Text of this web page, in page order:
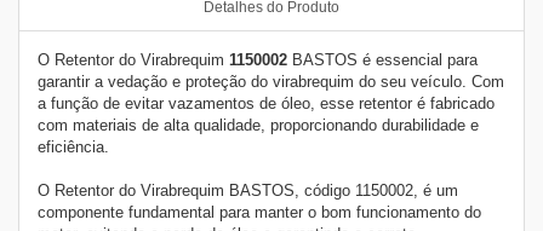
Detalhes do Produto
O Retentor do Virabrequim 1150002 BASTOS é essencial para
garantir a vedação e proteção do virabrequim do seu veículo. Com
a função de evitar vazamentos de óleo, esse retentor é fabricado
com materiais de alta qualidade, proporcionando durabilidade e
eficiência.
O Retentor do Virabrequim BASTOS, código 1150002, é um
componente fundamental para manter o bom funcionamento do